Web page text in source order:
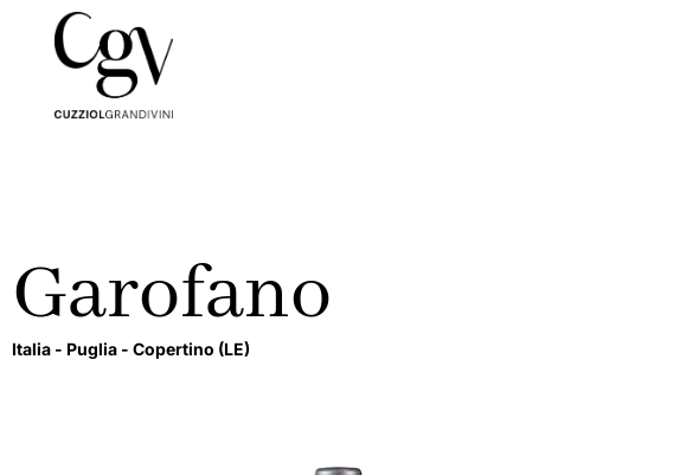
Garofano
Italia - Puglia - Copertino (LE)